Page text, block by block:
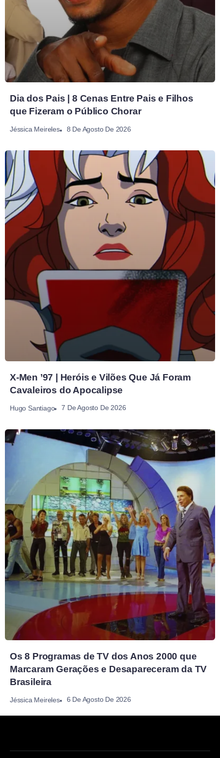
Dia dos Pais | 8 Cenas Entre Pais e Filhos
que Fizeram o Público Chorar
Jéssica Meireles 8 De Agosto De 2026
X-Men ’97 | Heróis e Vilões Que Já Foram
Cavaleiros do Apocalipse
Hugo Santiago 7 De Agosto De 2026
Os 8 Programas de TV dos Anos 2000 que
Marcaram Gerações e Desapareceram da TV
Brasileira
Jéssica Meireles 6 De Agosto De 2026